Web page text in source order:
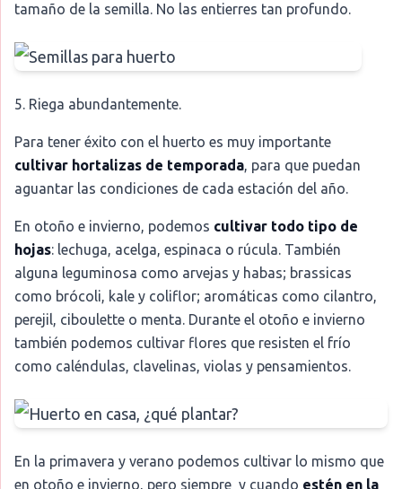
tamaño de la semilla. No las entierres tan profundo.
5. Riega abundantemente.
Para tener éxito con el huerto es muy importante
cultivar hortalizas de temporada, para que puedan
aguantar las condiciones de cada estación del año.
En otoño e invierno, podemos cultivar todo tipo de
hojas: lechuga, acelga, espinaca o rúcula. También
alguna leguminosa como arvejas y habas; brassicas
como brócoli, kale y coliflor; aromáticas como cilantro,
perejil, ciboulette o menta. Durante el otoño e invierno
también podemos cultivar flores que resisten el frío
como caléndulas, clavelinas, violas y pensamientos.
En la primavera y verano podemos cultivar lo mismo que
en otoño e invierno, pero siempre y cuando estén en la